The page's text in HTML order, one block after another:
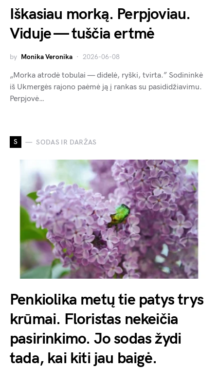
Iškasiau morką. Perpjoviau.
Viduje — tuščia ertmė
by Monika Veronika 2026-06-08
„Morka atrodė tobulai — didelė, ryški, tvirta.” Sodininkė
iš Ukmergės rajono paėmė ją į rankas su pasididžiavimu.
Perpjovė…
S SODAS IR DARŽAS
Penkiolika metų tie patys trys
krūmai. Floristas nekeičia
pasirinkimo. Jo sodas žydi
tada, kai kiti jau baigė.